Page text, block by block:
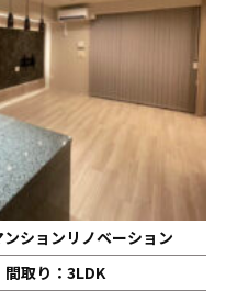
ションリノベーション
間取り：3LDK